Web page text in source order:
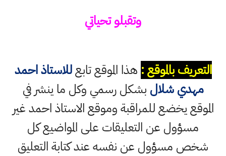
وتقبلو تحياتي
التعريف بالموقع : هذا الموقع تابعللاستاذ احمد
مهدي شلال بشكل رسمي وكل ما ينشر في
الموقع يخضع للمراقبة وموقع الاستاذ احمد غير
مسؤول عن التعليقات على المواضيع كل
شخص مسؤول عن نفسه عند كتابة التعليق